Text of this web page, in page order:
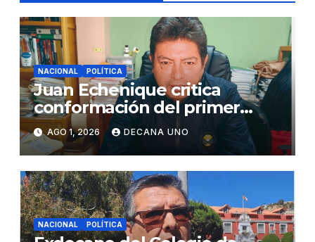
NACIONAL POLÍTICA
Juan Echenique critica
conformación del primer
gabinete ministerial de Keiko
Fujimori
AGO 1, 2026 DECANA UNO
NACIONAL POLÍTICA